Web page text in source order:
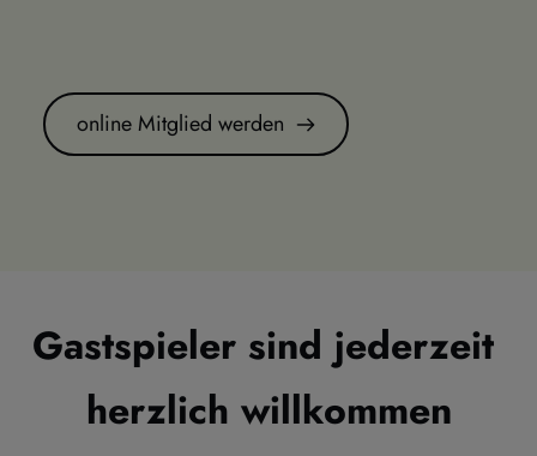
online Mitglied werden
Gastspieler sind jederzeit
herzlich willkommen